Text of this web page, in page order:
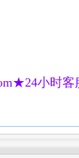
小时客